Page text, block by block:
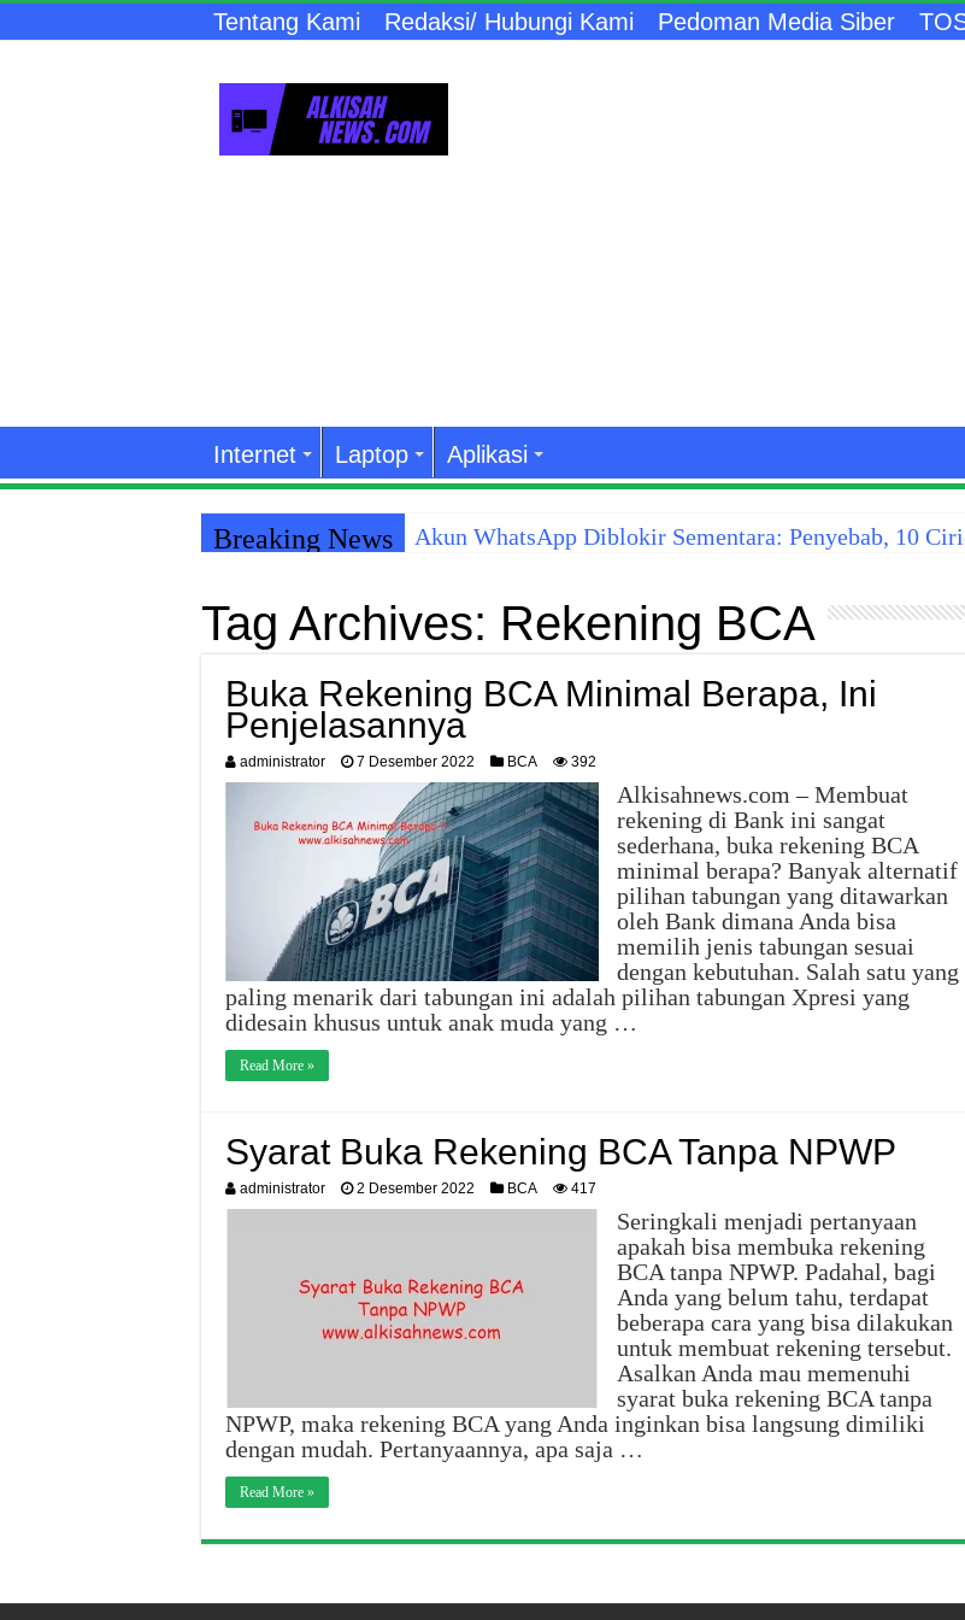
Tentang Kami Redaksi/ Hubungi Kami Pedoman Media Siber
Internet Laptop Aplikasi
Breaking News Akun WhatsApp Diblokir Sementara: Penyebab, 10
Tag Archives: Rekening BCA
Buka Rekening BCA Minimal Berapa, Ini
Penjelasannya
administrator 7 Desember 2022 BCA 392
Alkisahnews.com – Membuat
rekening di Bank ini sangat
sederhana, buka rekening BCA
minimal berapa? Banyak alternatif
pilihan tabungan yang ditawarkan
oleh Bank dimana Anda bisa
memilih jenis tabungan sesuai
dengan kebutuhan. Salah satu yang
paling menarik dari tabungan ini adalah pilihan tabungan Xpresi yang
didesain khusus untuk anak muda yang …
Read More »
Syarat Buka Rekening BCA Tanpa NPWP
administrator 2 Desember 2022 BCA 417
Seringkali menjadi pertanyaan
apakah bisa membuka rekening
BCA tanpa NPWP. Padahal, bagi
Anda yang belum tahu, terdapat
beberapa cara yang bisa dilakukan
untuk membuat rekening tersebut.
Asalkan Anda mau memenuhi
syarat buka rekening BCA tanpa
NPWP, maka rekening BCA yang Anda inginkan bisa langsung dimiliki
dengan mudah. Pertanyaannya, apa saja …
Read More »